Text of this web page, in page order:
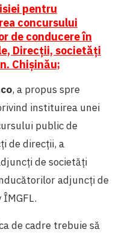
pentru
concursului
de conducere în
Direcții, societăți
Chișinău;
, a propus spre
instituirea unei
public de
de direcții, a
de societăți
adjuncți de
de cadre trebuie să